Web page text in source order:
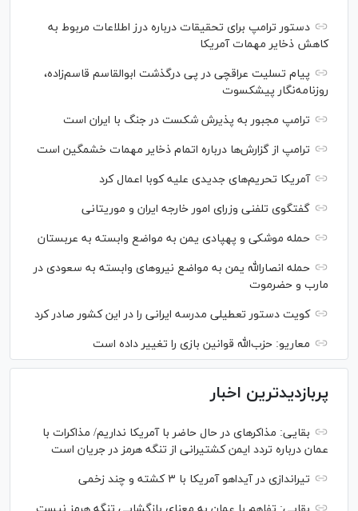
دستور ترامپ برای تحقیقات درباره درز اطلاعات مربوط به
کاهش ذخایر مهمات آمریکا
پیام تسلیت عراقچی در پی درگذشت ابوالقاسم قاسم‌زاده،
روزنامه‌نگار پیشکسوت
ترامپ مجبور به پذیرش شکست در جنگ با ایران است
ترامپ از گزارش‌ها درباره اتمام ذخایر مهمات خشمگین است
آمریکا تحریم‌های جدیدی علیه کوبا اعمال کرد
گفتگوی تلفنی وزرای امور خارجه ایران و موریتانی
حمله موشکی و پهپادی یمن به مواضع وابسته به عربستان
حمله انصارالله یمن به مواضع نیرو‌های وابسته به سعودی در
مارب و حضرموت
کویت دستور تعطیلی مدرسه ایرانی را در این کشور صادر کرد
معاریو: حزب‌الله قوانین بازی را تغییر داده است
پربازدیدترین اخبار
بقایی: مذاکره‎ای در حال حاضر با آمریکا نداریم/ مذاکرات با
عمان درباره تردد ایمن کشتیرانی از تنگه هرمز در جریان است
تیراندازی در آیداهو آمریکا با ۳ کشته و چند زخمی